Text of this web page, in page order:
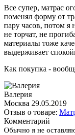
Все супер, матрас
поменял форму от
пару часов, потом я
не торчат, не
материалы тоже
выдерживает
Как покупка -
Валерия
Москва 29.05.2019
Отзыв о товаре:
Комментарий
Обычно я не